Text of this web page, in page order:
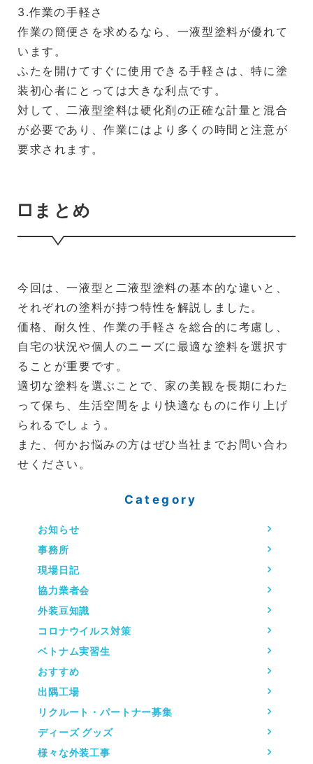
3.作業の手軽さ
作業の簡便さを求めるなら、一液型塗料が優れて
います。
ふたを開けてすぐに使用できる手軽さは、特に塗
装初心者にとっては大きな利点です。
対して、二液型塗料は硬化剤の正確な計量と混合
が必要であり、作業にはより多くの時間と注意が
要求されます。
□まとめ
今回は、一液型と二液型塗料の基本的な違いと、
それぞれの塗料が持つ特性を解説しました。
価格、耐久性、作業の手軽さを総合的に考慮し、
自宅の状況や個人のニーズに最適な塗料を選択す
ることが重要です。
適切な塗料を選ぶことで、家の美観を長期にわた
って保ち、生活空間をより快適なものに作り上げ
られるでしょう。
また、何かお悩みの方はぜひ当社までお問い合わ
せください。
Category
お知らせ
事務所
現場日記
協力業者会
外装豆知識
コロナウイルス対策
ベトナム実習生
おすすめ
出隅工場
リクルート・パートナー募集
ディーズ グッズ
様々な外装工事